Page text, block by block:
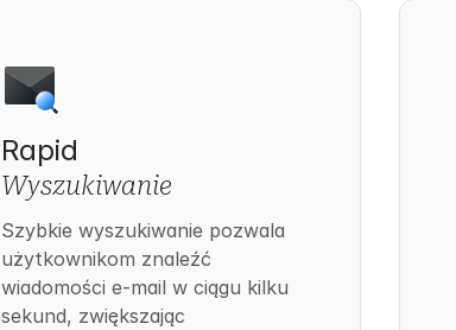
Rapid
Wyszukiwanie
Szybkie wyszukiwanie pozwala
użytkownikom znaleźć
wiadomości e-mail w ciągu kilku
sekund, zwiększając